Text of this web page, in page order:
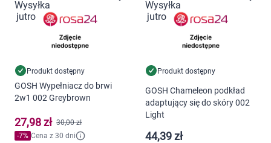
AKCEPTUJĘ WSZYSTKIE
Produkt dostępny
GOSH Wypełniacz do brwi
2w1 002 Greybrown
27,98 zł 30,00 zł
-7% Cena z 30 dni
Produkt dostępny
GOSH Chameleon podkład
adaptujący się do skóry 002
Light
44,39 zł